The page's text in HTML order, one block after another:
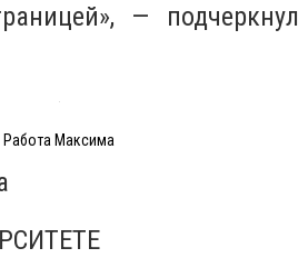
— подчеркнул
Работа Максима